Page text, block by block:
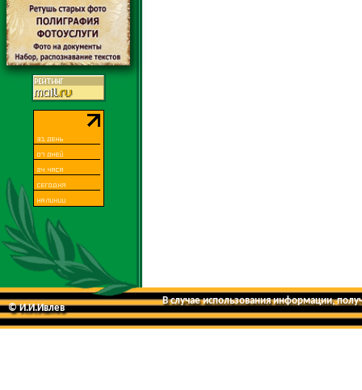
© И.И.Ивлев
В случае использования информации,